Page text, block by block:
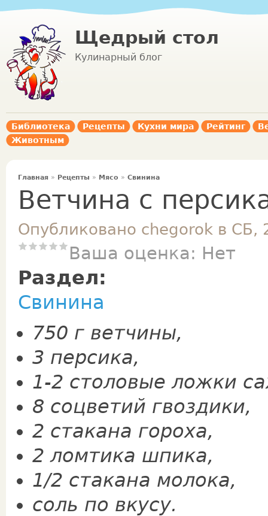
Щедрый стол
Кулинарный блог
Библиотека Рецепты Кухни мира Рейтинг
Животным
Главная » Рецепты » Мясо » Свинина
Ветчина с
Опубликовано chegorok в СБ,
Ваша оценка: Нет
Раздел:
Свинина
750 г ветчины,
3 персика,
1-2 столовые ложки
8 соцветий гвоздики,
2 стакана гороха,
2 ломтика шпика,
1/2 стакана молока,
соль по вкусу.